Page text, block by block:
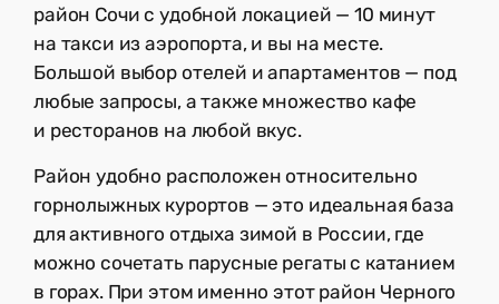
район Сочи с удобной локацией — 10 минут
на такси из аэропорта, и вы на месте.
Большой выбор отелей и апартаментов — под
любые запросы, а также множество кафе
и ресторанов на любой вкус.
Район удобно расположен относительно
горнолыжных курортов — это идеальная база
для активного отдыха зимой в России, где
можно сочетать парусные регаты с катанием
в горах. При этом именно этот район Черного